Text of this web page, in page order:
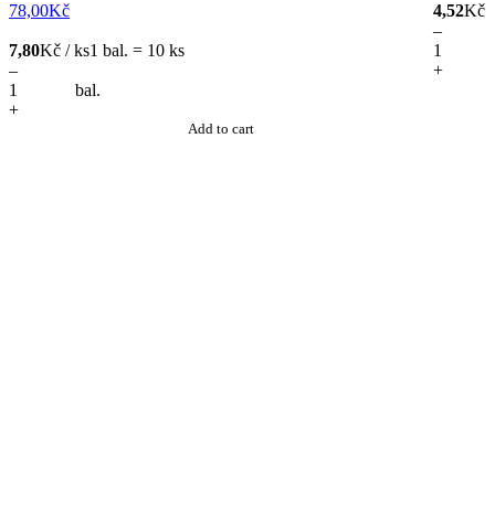
78,00Kč
7,80Kč / ks1 bal. = 10 ks
–
bal.
+
Add to cart
4,52Kč
–
+